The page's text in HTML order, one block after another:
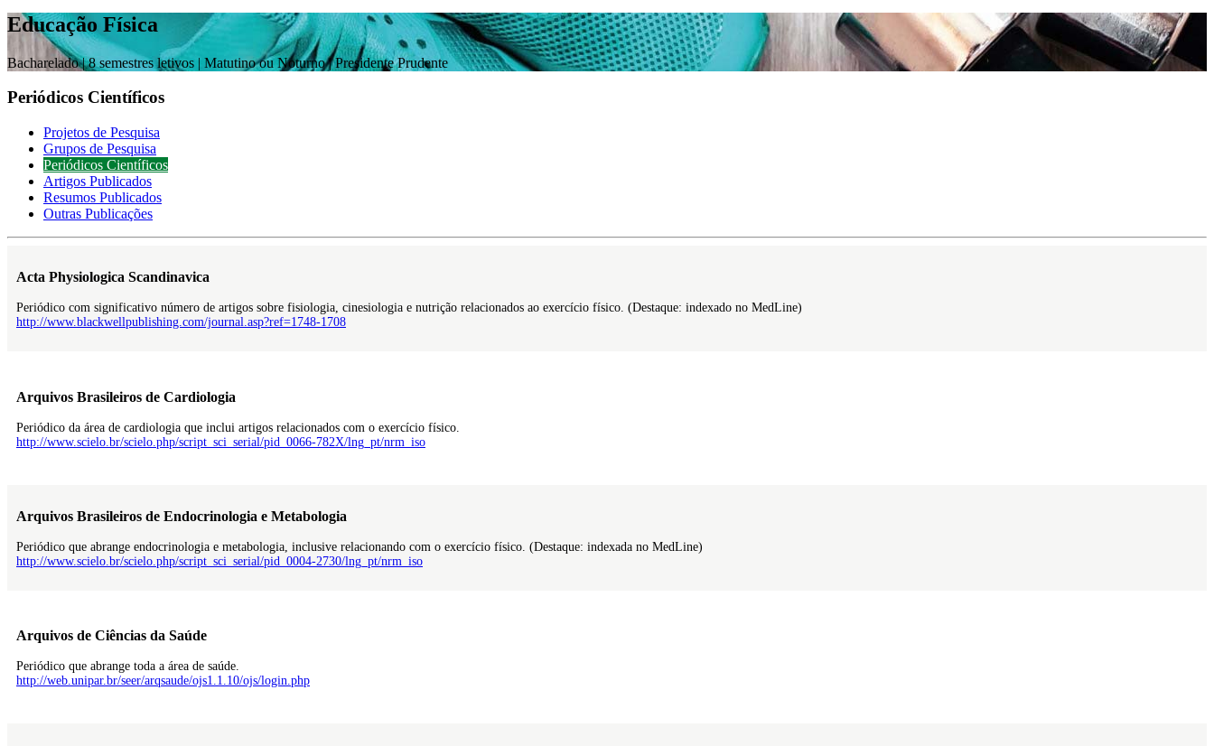
Educação Física
Bacharelado |8 semestres letivos | Matutino ou Noturno| Presidente Prudente
Periódicos Científicos
Projetos de Pesquisa
Grupos de Pesquisa
Periódicos Científicos
Artigos Publicados
Resumos Publicados
Outras Publicações
Acta Physiologica Scandinavica
Periódico com significativo número de artigos sobre fisiologia, cinesiologia e nutrição relacionados ao exercício físico. (Destaque: indexado no MedLine)
http://www.blackwellpublishing.com/journal.asp?ref=1748-1708
Arquivos Brasileiros de Cardiologia
Periódico da área de cardiologia que inclui artigos relacionados com o exercício físico.
http://www.scielo.br/scielo.php/script_sci_serial/pid_0066-782X/lng_pt/nrm_iso
Arquivos Brasileiros de Endocrinologia e Metabologia
Periódico que abrange endocrinologia e metabologia, inclusive relacionando com o exercício físico. (Destaque: indexada no MedLine)
http://www.scielo.br/scielo.php/script_sci_serial/pid_0004-2730/lng_pt/nrm_iso
Arquivos de Ciências da Saúde
Periódico que abrange toda a área de saúde.
http://web.unipar.br/seer/arqsaude/ojs1.1.10/ojs/login.php